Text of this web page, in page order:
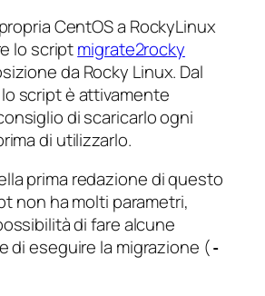
CentOS a RockyLinux
lo scriptmigrate2rocky
da Rocky Linux. Dal
script è attivamente
di scaricarlo ogni
di utilizzarlo.
prima redazione di questo
non ha molti parametri,
di fare alcune
di eseguire la migrazione (-